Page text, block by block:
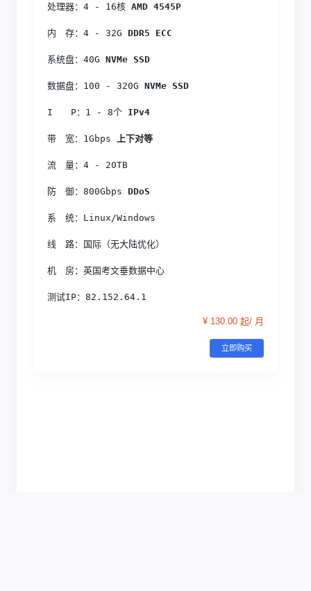
处理器：4 - 16核 AMD 4545P
内　存：4 - 32G DDR5 ECC
系统盘：40G NVMe SSD
数据盘：100 - 320G NVMe SSD
I　　P：1 - 8个 IPv4
带　宽：1Gbps 上下对等
流　量：4 - 20TB
防　御：800Gbps DDoS
系　统：Linux/Windows
线　路：国际（无大陆优化）
机　房：英国考文垂数据中心
测试IP：82.152.64.1
¥ 130.00 起/ 月
立即购买